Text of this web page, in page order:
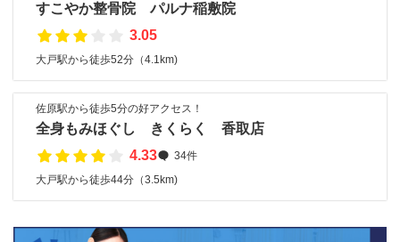
すこやか整骨院 パルナ稲敷院
3.05
大戸駅から徒歩52分（4.1km)
佐原駅から徒歩5分の好アクセス！
全身もみほぐし きくらく 香取店
4.33
34件
大戸駅から徒歩44分（3.5km)